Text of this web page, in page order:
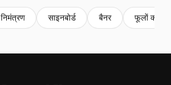
निमंत्रण साइनबोर्ड बैनर फूलों की